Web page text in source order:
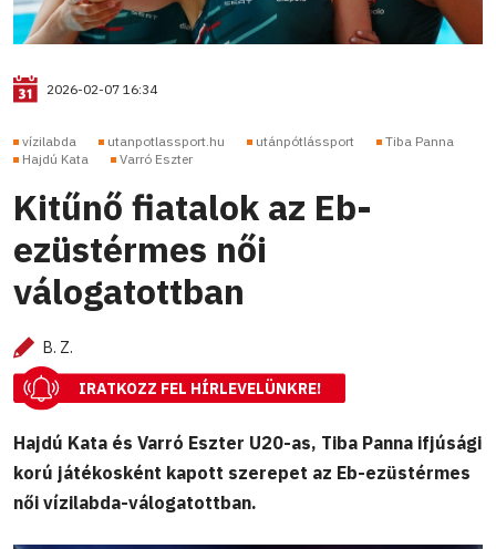
2026-02-07 16:34
vízilabda utanpotlassport.hu utánpótlássport
Tiba Panna
Hajdú Kata
Varró Eszter
Kitűnő fiatalok az Eb-
ezüstérmes női
válogatottban
B. Z.
IRATKOZZ FEL HÍRLEVELÜNKRE!
Hajdú Kata és Varró Eszter U20-as, Tiba Panna ifjúsági
korú játékosként kapott szerepet az Eb-ezüstérmes
női vízilabda-válogatottban.